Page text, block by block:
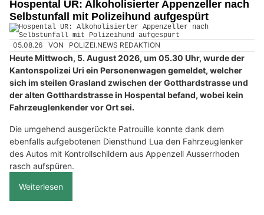
Hospental UR: Alkoholisierter Appenzeller nach
Selbstunfall mit Polizeihund aufgespürt
05.08.26 VON POLIZEI.NEWS REDAKTION
Heute Mittwoch, 5. August 2026, um 05.30 Uhr, wurde der
Kantonspolizei Uri ein Personenwagen gemeldet, welcher
sich im steilen Grasland zwischen der Gotthardstrasse und
der alten Gotthardstrasse in Hospental befand, wobei kein
Fahrzeuglenkender vor Ort sei.
Die umgehend ausgerückte Patrouille konnte dank dem
ebenfalls aufgebotenen Diensthund Lua den Fahrzeuglenker
des Autos mit Kontrollschildern aus Appenzell Ausserrhoden
rasch aufspüren.
Weiterlesen